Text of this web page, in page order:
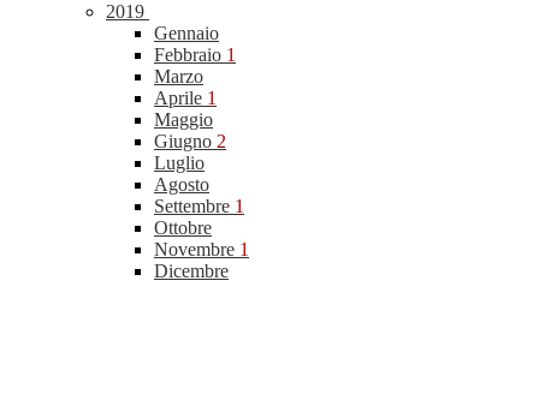
2019
Gennaio
Febbraio 1
Marzo
Aprile 1
Maggio
Giugno 2
Luglio
Agosto
Settembre 1
Ottobre
Novembre 1
Dicembre